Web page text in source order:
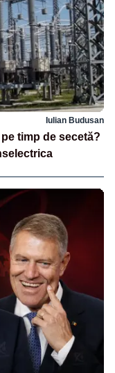
Iulian Budusan
timp de secetă?